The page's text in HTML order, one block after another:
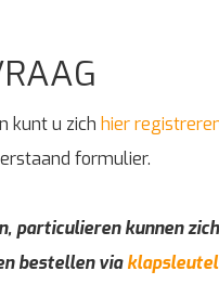
kunt u zich hier
formulier.
particulieren kunnen
bestellen via